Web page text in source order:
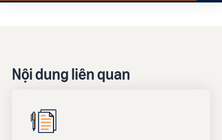
Nội dung liên quan